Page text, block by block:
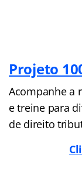
Projeto
Acompanhe a
e treine para
de direito